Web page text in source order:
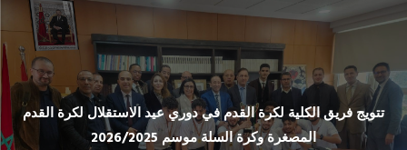
تتويج فريق الكلية لكرة القدم في دوري عيد الاستقلال لكرة القدم
المصغرة وكرة السلة موسم 2026/2025